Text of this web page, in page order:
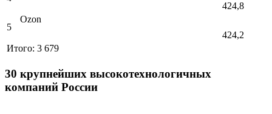
424,8
5
Ozon
424,2
Итого: 3 679
30 крупнейших высокотехнологичных
компаний России